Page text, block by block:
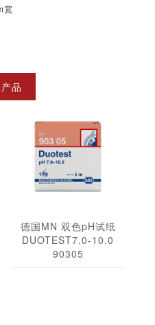
宽
品
德国MN 双色pH试纸
DUOTEST7.0-10.0
90305